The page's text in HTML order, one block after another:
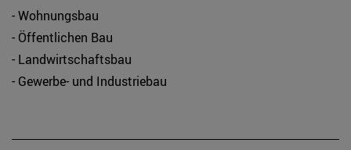
- Wohnungsbau
- Öffentlichen Bau
- Landwirtschaftsbau
- Gewerbe- und Industriebau